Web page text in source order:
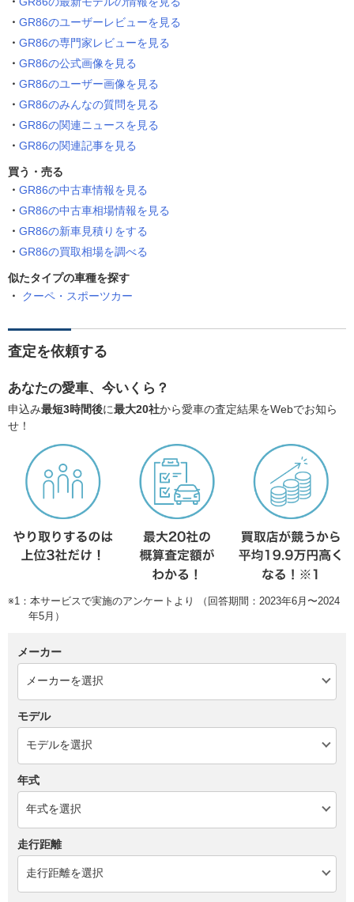
GR86のユーザーレビューを見る
GR86の専門家レビューを見る
GR86の公式画像を見る
GR86のユーザー画像を見る
GR86のみんなの質問を見る
GR86の関連ニュースを見る
GR86の関連記事を見る
買う・売る
GR86の中古車情報を見る
GR86の中古車相場情報を見る
GR86の新車見積りをする
GR86の買取相場を調べる
似たタイプの車種を探す
クーペ・スポーツカー
査定を依頼する
あなたの愛車、今いくら？
申込み最短3時間後に最大20社から愛車の査定結果をWebでお知ら
せ！
※1：本サービスで実施のアンケートより （回答期間：2023年6月〜2024
年5月）
メーカー
モデル
年式
走行距離